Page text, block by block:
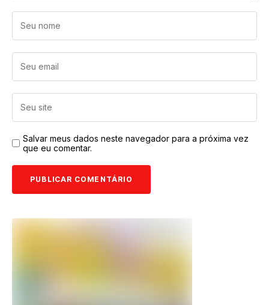
Salvar meus dados neste navegador para a próxima vez
que eu comentar.